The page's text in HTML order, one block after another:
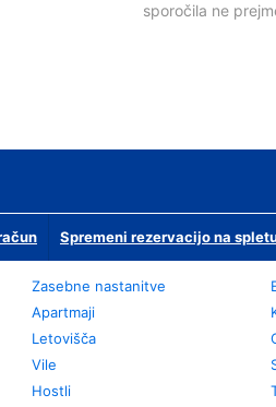
sporočila ne
Spremeni rezervacijo na
Zasebne nastanitve
Apartmaji
Letovišča
Vile
Hostli